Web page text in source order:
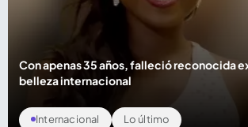
Con apenas 35 años, falleció reconocida
belleza internacional
Internacional Lo último